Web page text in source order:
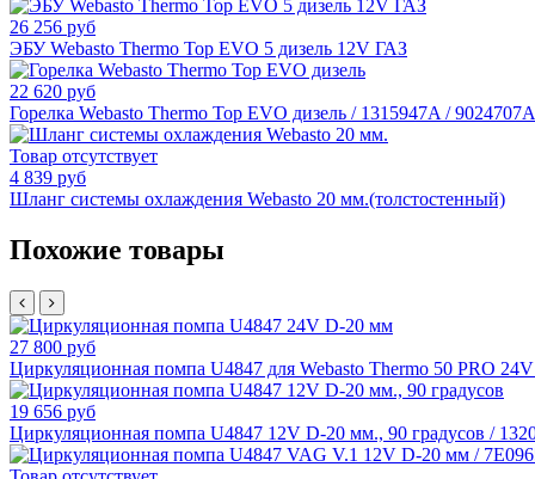
26 256 руб
ЭБУ Webasto Thermo Top EVO 5 дизель 12V ГАЗ
22 620 руб
Горелка Webasto Thermo Top EVO дизель / 1315947A /
Товар отсутствует
4 839 руб
Шланг системы охлаждения Webasto 20 мм.(толстостенный)
Похожие товары
27 800 руб
Циркуляционная помпа U4847 для Webasto Thermo 50 PRO
19 656 руб
Циркуляционная помпа U4847 12V D-20 мм., 90 градусов /